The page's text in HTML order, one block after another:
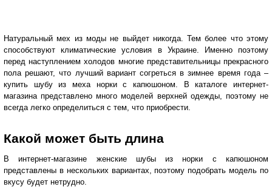
Натуральный мех из моды не выйдет никогда. Тем более что этому
способствуют климатические условия в Украине. Именно поэтому
перед наступлением холодов многие представительницы прекрасного
пола решают, что лучший вариант согреться в зимнее время года –
купить шубу из меха норки с капюшоном. В каталоге интернет-
магазина представлено много моделей верхней одежды, поэтому не
всегда легко определиться с тем, что приобрести.
Какой может быть длина
В интернет-магазине женские шубы из норки с капюшоном
представлены в нескольких вариантах, поэтому подобрать модель по
вкусу будет нетрудно.